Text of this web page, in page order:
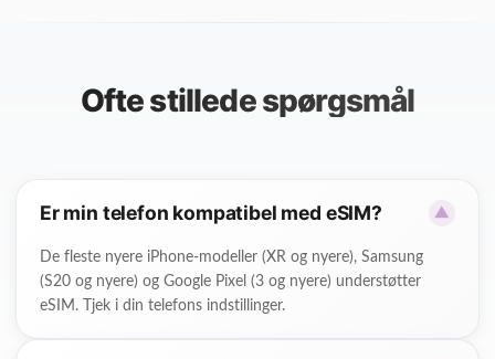
Ofte stillede spørgsmål
Er min telefon kompatibel med eSIM? ▼
De fleste nyere iPhone-modeller (XR og nyere), Samsung
(S20 og nyere) og Google Pixel (3 og nyere) understøtter
eSIM. Tjek i din telefons indstillinger.